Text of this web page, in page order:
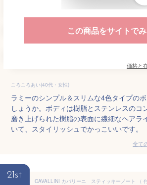
この商品をサイトで
価格と
ころころあい(40代・女性)
ラミーのシンプル＆スリムな4色タイプの
しょうか。ボディは樹脂とステンレスのコ
磨き上げられた樹脂の表面に繊細なヘアラ
いて、スタイリッシュでかっこいいです。
全て
21st